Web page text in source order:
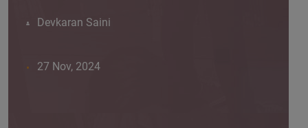
Devkaran Saini
27 Nov, 2024